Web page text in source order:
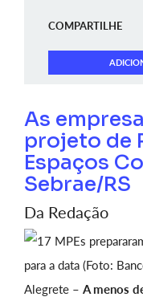
COMPARTILHE
As
projeto de
Espaços
Sebrae/RS
Da Redação
Alegrete – A menos